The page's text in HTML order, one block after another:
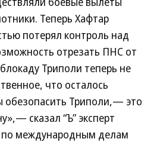
Теперь Хафтар
потерял контроль над
отрезать ПНС от
Триполи теперь не
что осталось
обезопасить Триполи,— это
сказал “Ъ” эксперт
по международным делам